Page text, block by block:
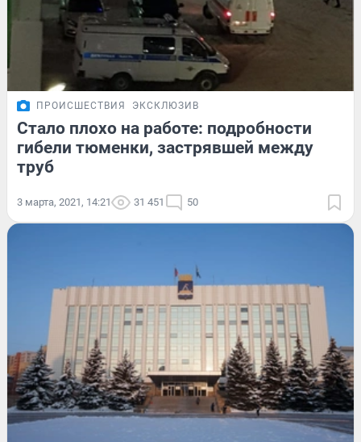
ПРОИСШЕСТВИЯ ЭКСКЛЮЗИВ
Стало плохо на работе: подробности
гибели тюменки, застрявшей между
труб
3 марта, 2021, 14:21 31 451 50